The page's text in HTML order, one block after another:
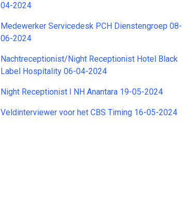
04-2024
Medewerker Servicedesk PCH Dienstengroep 08-
06-2024
Nachtreceptionist/Night Receptionist Hotel Black
Label Hospitality 06-04-2024
Night Receptionist ǀ NH Anantara 19-05-2024
Veldinterviewer voor het CBS Timing 16-05-2024